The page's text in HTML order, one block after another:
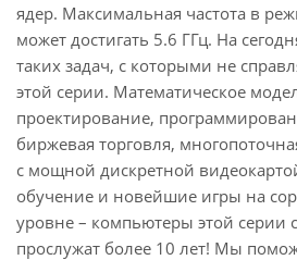
ядер. Максимальная частота в
может достигать 5.6 ГГц. На
таких задач, с которыми не
этой серии. Математическое
проектирование,
биржевая торговля,
с мощной дискретной
обучение и новейшие игры на
уровне – компьютеры этой серии
прослужат более 10 лет! Мы